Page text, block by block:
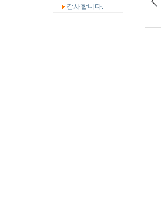
감사합니다.